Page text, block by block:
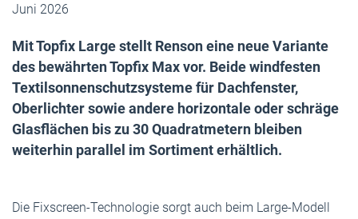
Juni 2026
Mit Topfix Large stellt Renson eine neue Variante
des bewährten Topfix Max vor. Beide windfesten
Textilsonnenschutzsysteme für Dachfenster,
Oberlichter sowie andere horizontale oder schräge
Glasflächen bis zu 30 Quadratmetern bleiben
weiterhin parallel im Sortiment erhältlich.
Die Fixscreen-Technologie sorgt auch beim Large-Modell